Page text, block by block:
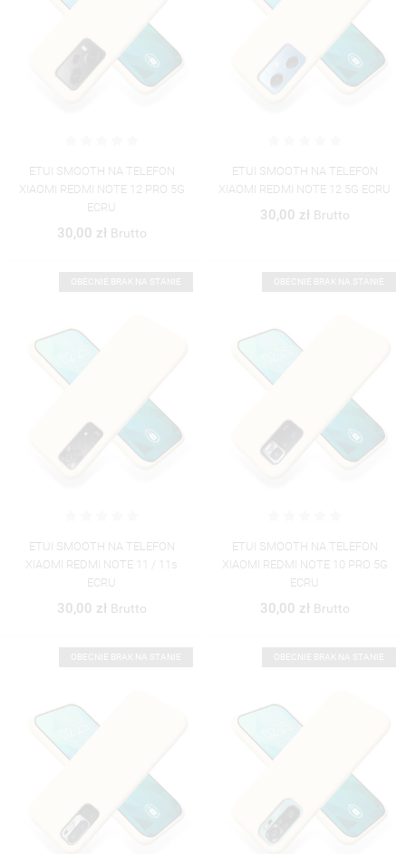
ETUI SMOOTH NA TELEFON
XIAOMI REDMI NOTE 12 PRO 5G
ECRU
30,00 zł Brutto
ETUI SMOOTH NA TELEFON
XIAOMI REDMI NOTE 12 5G ECRU
30,00 zł Brutto
ETUI SMOOTH NA TELEFON
XIAOMI REDMI NOTE 11 / 11s
ECRU
30,00 zł Brutto
ETUI SMOOTH NA TELEFON
XIAOMI REDMI NOTE 10 PRO 5G
ECRU
30,00 zł Brutto
((MODALTITLE))
((CANCELTEXT)) ((MODALDELETETEXT))
UTWÓRZ LISTĘ ŻYCZEŃ
NAZWA LISTY ŻYCZEŃ
ANULUJ UTWÓRZ LISTĘ ŻYCZEŃ
ZALOGUJ SIĘ
MUSISZ BYĆ ZALOGOWANY BY ZAPISAĆ PRODUKTY NA
ZALOGUJ SIĘ